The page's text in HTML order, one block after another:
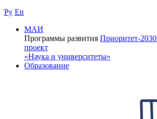
Ру En
МАИ
Программы развития Приоритет-2030
проект
«Наука и университеты»
Образование